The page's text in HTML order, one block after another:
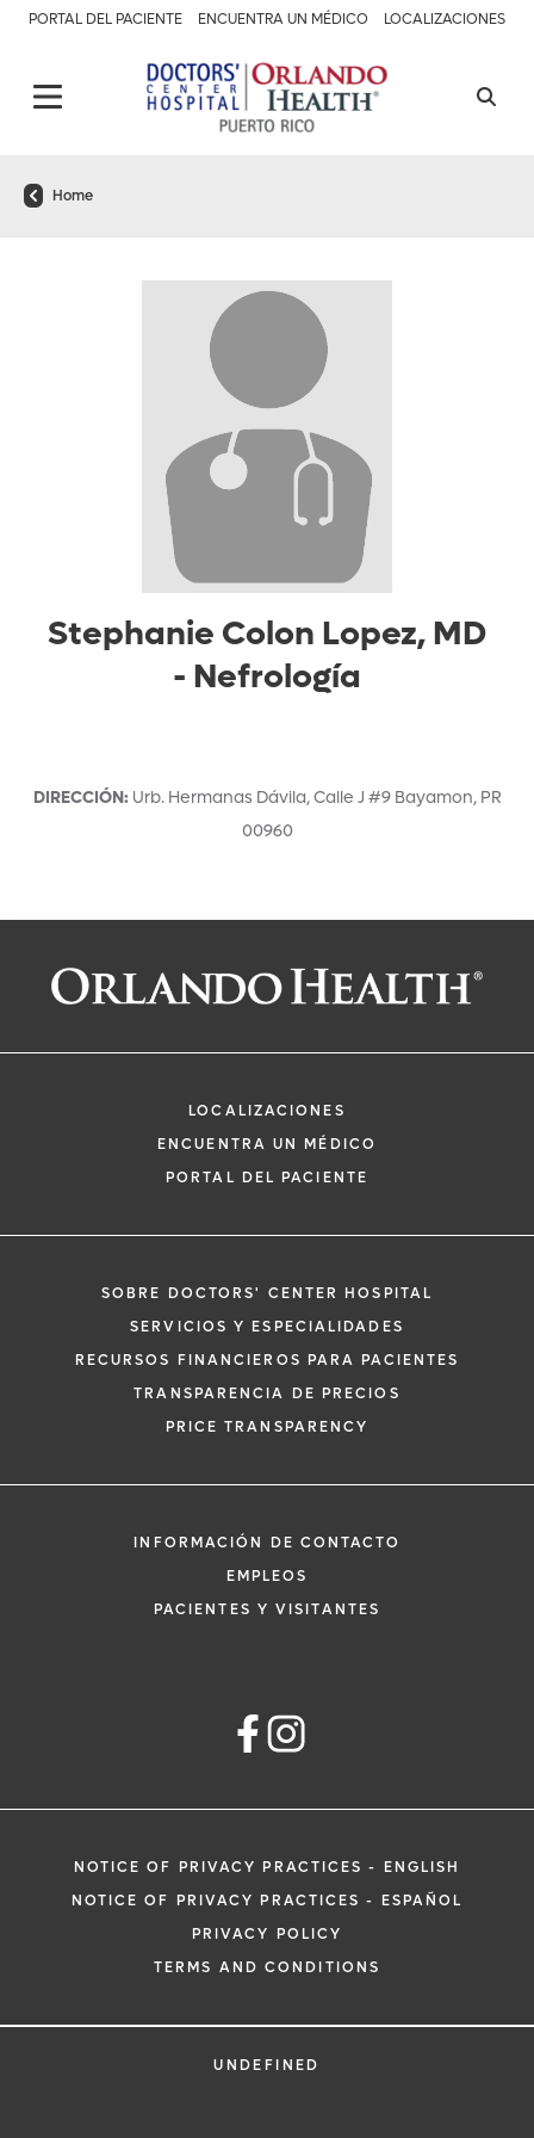
PORTAL DEL PACIENTE ENCUENTRA UN MÉDICO LOCALIZACIONES
Home
Stephanie Colon Lopez, MD
- Nefrología
DIRECCIÓN: Urb. Hermanas Dávila, Calle J #9 Bayamon, PR
00960
Solicitar una cita con:
Stephanie Colon Lopez, MD
Nefrología
*Si tiene una emergencia médica, llame
inmediato.
El siguiente formulario solo crea una
no una cita confirmada. Al completarlo,
representante se pondrá en contacto
información médica por correo
Orlando Health y sus afiliados.
LOCALIZACIONES
ENCUENTRA UN MÉDICO
PORTAL DEL PACIENTE
SOBRE DOCTORS' CENTER HOSPITAL
SERVICIOS Y ESPECIALIDADES
RECURSOS FINANCIEROS PARA PACIENTES
TRANSPARENCIA DE PRECIOS
PRICE TRANSPARENCY
INFORMACIÓN DE CONTACTO
EMPLEOS
PACIENTES Y VISITANTES
NOTICE OF PRIVACY PRACTICES - ENGLISH
NOTICE OF PRIVACY PRACTICES - ESPAÑOL
PRIVACY POLICY
TERMS AND CONDITIONS
UNDEFINED